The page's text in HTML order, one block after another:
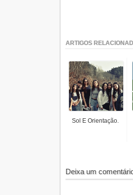
ARTIGOS
Sol E Orientação.
Deixa um